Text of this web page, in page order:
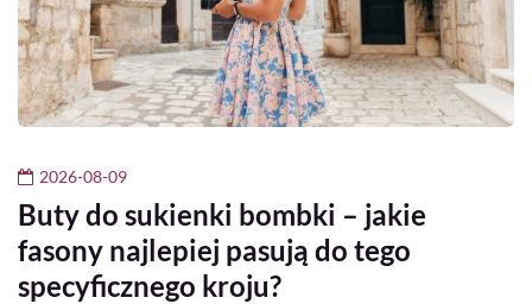
2026-08-09
Buty do sukienki bombki – jakie
fasony najlepiej pasują do tego
specyficznego kroju?